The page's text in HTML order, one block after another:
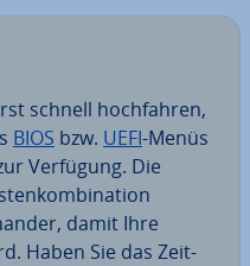
schnell hoch­fah­ren,
BIOS bzw. UEFI-Menüs
Verfügung. Die
damit Ihre
Haben Sie das Zeit­